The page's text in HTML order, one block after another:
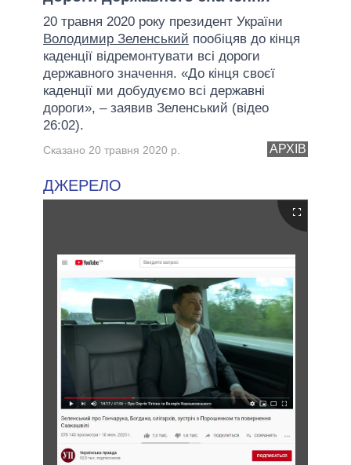
20 травня 2020 року президент України
Володимир Зеленський пообіцяв до кінця
каденції відремонтувати всі дороги
державного значення. «До кінця своєї
каденції ми добудуємо всі державні
дороги», – заявив Зеленський (відео
26:02).
АРХІВ
Сказано 20 травня 2020 р.
ДЖЕРЕЛО